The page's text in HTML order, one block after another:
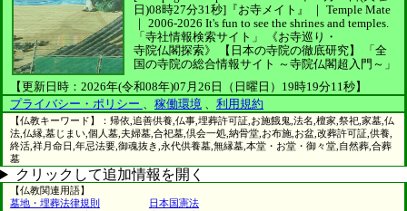
日)08時27分31秒] 『お寺メイト』 ｜ Temple Mate
｜ 2006-2026 It's fun to see the shrines and temples.
「寺社情報検索サイト」
《お寺巡り・
寺院仏閣探索》
【日本の寺院の徹底研究】
「全
国の寺院の総合情報サイト ～寺院仏閣超入門～」
【更新日時：2026年(令和08年)07月26日（日曜日）19時19分11秒】
プライバシー・ポリシー 、 稼働環境 、 利用規約
【仏教キーワード】：帰依,追善供養,仏事,埋葬許可証,お施餓鬼,法名,檀家,祭祀,家墓,仏
法,仏縁,墓じまい,個人墓,夫婦墓,合祀墓,倶会一処,納骨堂,お布施,お盆,改葬許可証,供養,
終活,祥月命日,年忌法要,御魂抜き,永代供養墓,無縁墓,本堂・お堂・御々堂,自然葬,合葬
墓
クリックして追加情報を開く
【仏教関連用語】
墓地・埋葬法律規則
日本国憲法